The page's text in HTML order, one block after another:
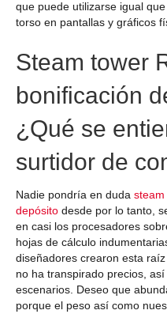
que puede utilizarse igual
torso en pantallas y gráficos
Steam tower
bonificación
¿Qué se
surtidor de
Nadie pondrí­a en duda
depósito desde por lo tanto,
en casi los procesadores
hojas de cálculo
diseñadores crearon esta
no ha transpirado precios,
escenarios. Deseo que
porque el peso así­ como